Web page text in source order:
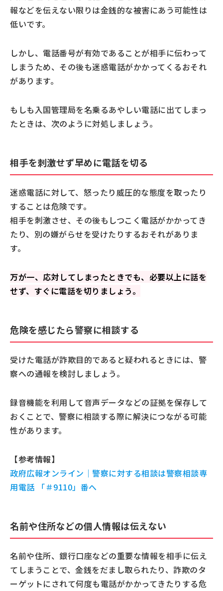
報などを伝えない限りは金銭的な被害にあう可能性は
低いです。
しかし、電話番号が有効であることが相手に伝わって
しまうため、その後も迷惑電話がかかってくるおそれ
があります。
もしも入国管理局を名乗るあやしい電話に出てしまっ
たときは、次のように対処しましょう。
相手を刺激せず早めに電話を切る
迷惑電話に対して、怒ったり威圧的な態度を取ったり
することは危険です。
相手を刺激させ、その後もしつこく電話がかかってき
たり、別の嫌がらせを受けたりするおそれがありま
す。
万が一、応対してしまったときでも、必要以上に話を
せず、すぐに電話を切りましょう。
危険を感じたら警察に相談する
受けた電話が詐欺目的であると疑われるときには、警
察への通報を検討しましょう。
録音機能を利用して音声データなどの証拠を保存して
おくことで、警察に相談する際に解決につながる可能
性があります。
【参考情報】
政府広報オンライン｜警察に対する相談は警察相談専
用電話 「＃9110」番へ
名前や住所などの個人情報は伝えない
名前や住所、銀行口座などの重要な情報を相手に伝え
てしまうことで、金銭をだまし取られたり、詐欺のタ
ーゲットにされて何度も電話がかかってきたりする危